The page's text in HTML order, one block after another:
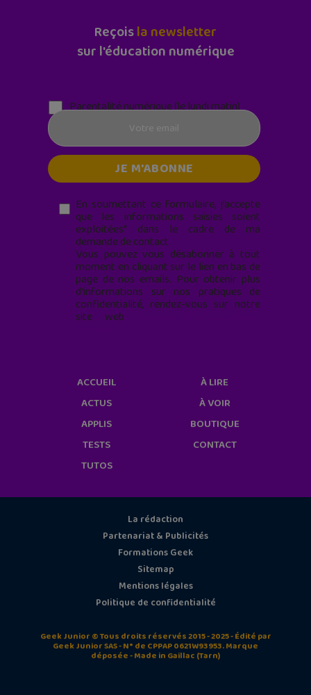
Reçoisla newsletter
sur l'éducation numérique
Parentalité numérique (le lundi matin)
En soumettant ce formulaire, j’accepte
que les informations saisies soient
exploitées* dans le cadre de ma
demande de contact.
Vous pouvez vous désabonner à tout
moment en cliquant sur le lien en bas de
page de nos emails. Pour obtenir plus
d'informations sur nos pratiques de
confidentialité, rendez-vous sur notre
site web
ACCUEIL
ACTUS
APPLIS
TESTS
TUTOS
À LIRE
À VOIR
BOUTIQUE
CONTACT
La rédaction
Partenariat & Publicités
Formations Geek
Sitemap
Mentions légales
Politique de confidentialité
Geek Junior © Tous droits réservés 2015 - 2025 - Édité par
Geek Junior SAS - N° de CPPAP 0621W93953. Marque
déposée - Made in Gaillac (Tarn)